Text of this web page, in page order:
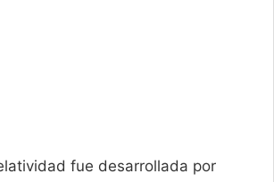
fue desarrollada por